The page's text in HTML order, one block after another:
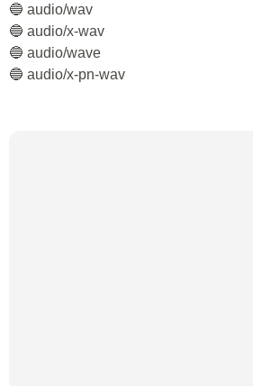
🔵 audio/wav
🔵 audio/x-wav
🔵 audio/wave
🔵 audio/x-pn-wav